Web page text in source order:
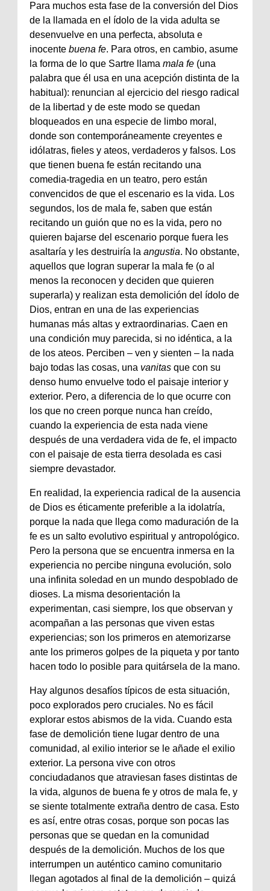
Para muchos esta fase de la conversión del Dios
de la llamada en el ídolo de la vida adulta se
desenvuelve en una perfecta, absoluta e
inocente buena fe. Para otros, en cambio, asume
la forma de lo que Sartre llama mala fe (una
palabra que él usa en una acepción distinta de la
habitual): renuncian al ejercicio del riesgo radical
de la libertad y de este modo se quedan
bloqueados en una especie de limbo moral,
donde son contemporáneamente creyentes e
idólatras, fieles y ateos, verdaderos y falsos. Los
que tienen buena fe están recitando una
comedia-tragedia en un teatro, pero están
convencidos de que el escenario es la vida. Los
segundos, los de mala fe, saben que están
recitando un guión que no es la vida, pero no
quieren bajarse del escenario porque fuera les
asaltaría y les destruiría la angustia. No obstante,
aquellos que logran superar la mala fe (o al
menos la reconocen y deciden que quieren
superarla) y realizan esta demolición del ídolo de
Dios, entran en una de las experiencias
humanas más altas y extraordinarias. Caen en
una condición muy parecida, si no idéntica, a la
de los ateos. Perciben – ven y sienten – la nada
bajo todas las cosas, una vanitas que con su
denso humo envuelve todo el paisaje interior y
exterior. Pero, a diferencia de lo que ocurre con
los que no creen porque nunca han creído,
cuando la experiencia de esta nada viene
después de una verdadera vida de fe, el impacto
con el paisaje de esta tierra desolada es casi
siempre devastador.
En realidad, la experiencia radical de la ausencia
de Dios es éticamente preferible a la idolatría,
porque la nada que llega como maduración de la
fe es un salto evolutivo espiritual y antropológico.
Pero la persona que se encuentra inmersa en la
experiencia no percibe ninguna evolución, solo
una infinita soledad en un mundo despoblado de
dioses. La misma desorientación la
experimentan, casi siempre, los que observan y
acompañan a las personas que viven estas
experiencias; son los primeros en atemorizarse
ante los primeros golpes de la piqueta y por tanto
hacen todo lo posible para quitársela de la mano.
Hay algunos desafíos típicos de esta situación,
poco explorados pero cruciales. No es fácil
explorar estos abismos de la vida. Cuando esta
fase de demolición tiene lugar dentro de una
comunidad, al exilio interior se le añade el exilio
exterior. La persona vive con otros
conciudadanos que atraviesan fases distintas de
la vida, algunos de buena fe y otros de mala fe, y
se siente totalmente extraña dentro de casa. Esto
es así, entre otras cosas, porque son pocas las
personas que se quedan en la comunidad
después de la demolición. Muchos de los que
interrumpen un auténtico camino comunitario
llegan agotados al final de la demolición – quizá